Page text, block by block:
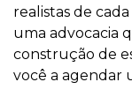
realistas de
uma advocacia
construção de
você a agendar